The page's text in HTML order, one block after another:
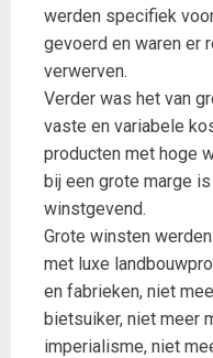
werden specifiek
gevoerd en waren er
verwerven.
Verder was het van
vaste en variabele
producten met hoge
bij een grote marge
winstgevend.
Grote winsten
met luxe
en fabrieken, niet
bietsuiker, niet meer
imperialisme, niet